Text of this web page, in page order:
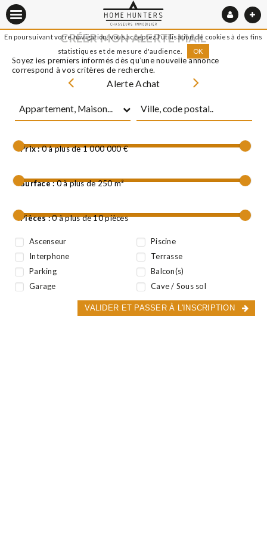
En poursuivant votre navigation, vous acceptez l'utilisation de cookies à des fins
statistiques et de mesure d'audience.
OK
CRÉER MON ALERTE MAIL
Soyez les premiers informés dès qu'une nouvelle annonce
correspond à vos critères de recherche.
Alerte Achat
Prix :0 à plus de 1 000 000 €
Surface :0 à plus de 250 m²
Pièces :0 à plus de 10 pièces
Ascenseur
Interphone
Parking
Garage
Piscine
Terrasse
Balcon(s)
Cave / Sous sol
VALIDER ET PASSER À L'INSCRIPTION